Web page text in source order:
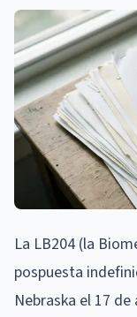
La LB204 (la
pospuesta
Nebraska el 17